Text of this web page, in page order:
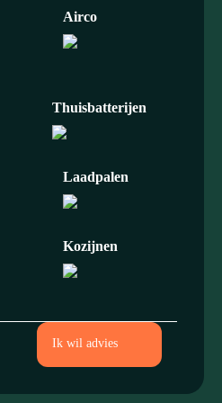
Airco
Thuisbatterijen
Laadpalen
Kozijnen
Ik wil advies